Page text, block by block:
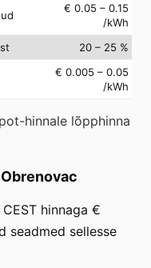
€ 0.05 – 0.15
/kWh
20 – 25 %
€ 0.005 – 0.05
/kWh
hinnale lõpphinna
CEST hinnaga €
seadmed sellesse